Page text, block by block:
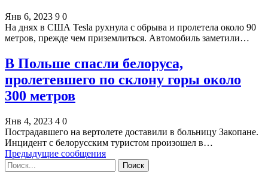
Янв 6, 2023 9 0
На днях в США Tesla рухнула с обрыва и пролетела около 90
метров, прежде чем приземлиться. Автомобиль заметили…
В Польше спасли белоруса,
пролетевшего по склону горы около
300 метров
Янв 4, 2023 4 0
Пострадавшего на вертолете доставили в больницу Закопане.
Инцидент с белорусским туристом произошел в…
Предыдущие сообщения